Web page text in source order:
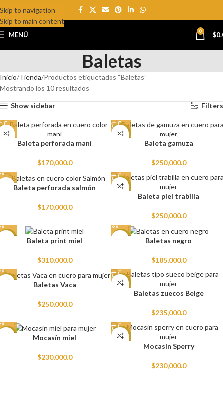
Skip to navigation
Skip to main content
MENÚ 0 $
Baletas
Inicio Tienda Productos etiquetados “Baletas”
Mostrando los 10 resultados
Show sidebar Filters
Baleta perforada maní
$170,000.0
NEW
Baleta gamuza
$250,000.0
Baleta perforada salmón
$170,000.0
NEW
Baleta piel trabilla
$250,000.0
Baleta print miel
$310,000.0
Baletas negro
$185,000.0
Baletas Vaca
$250,000.0
NEW
Baletas zuecos Beige
$235,000.0
Mocasín miel
$230,000.0
NEW
Mocasín Sperry
$230,000.0